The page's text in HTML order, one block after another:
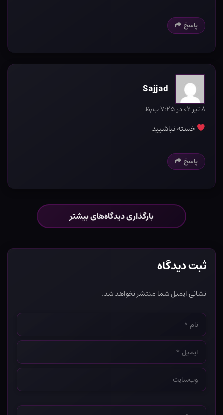
پاسخ
Sajjad
۸ تیر ۰۲ در ۷:۲۵ ب٫ظ
خسته نباشیید
پاسخ
بارگذاری دیدگاه‌های بیشتر
ثبت دیدگاه
نشانی ایمیل شما منتشر نخواهد شد.
نام
*
ایمیل
*
وب‌سایت
*
دیدگاه